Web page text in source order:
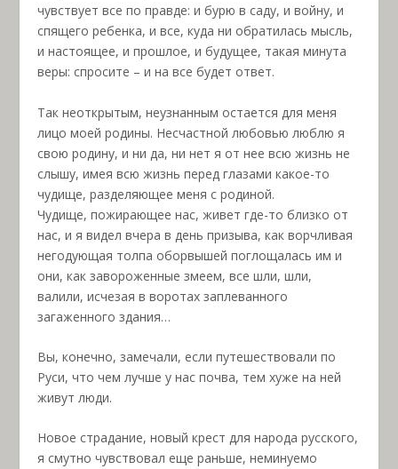
чувствует все по правде: и бурю в саду, и войну, и
спящего ребенка, и все, куда ни обратилась мысль,
и настоящее, и прошлое, и будущее, такая минута
веры: спросите – и на все будет ответ.
Так неоткрытым, неузнанным остается для меня
лицо моей родины. Несчастной любовью люблю я
свою родину, и ни да, ни нет я от нее всю жизнь не
слышу, имея всю жизнь перед глазами какое-то
чудище, разделяющее меня с родиной.
Чудище, пожирающее нас, живет где-то близко от
нас, и я видел вчера в день призыва, как ворчливая
негодующая толпа оборвышей поглощалась им и
они, как завороженные змеем, все шли, шли,
валили, исчезая в воротах заплеванного
загаженного здания…
Вы, конечно, замечали, если путешествовали по
Руси, что чем лучше у нас почва, тем хуже на ней
живут люди.
Новое страдание, новый крест для народа русского,
я смутно чувствовал еще раньше, неминуемо